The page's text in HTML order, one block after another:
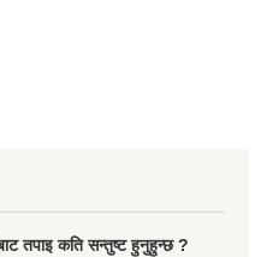
तपाइ कति सन्तुष्ट हुनुहुन्छ ?